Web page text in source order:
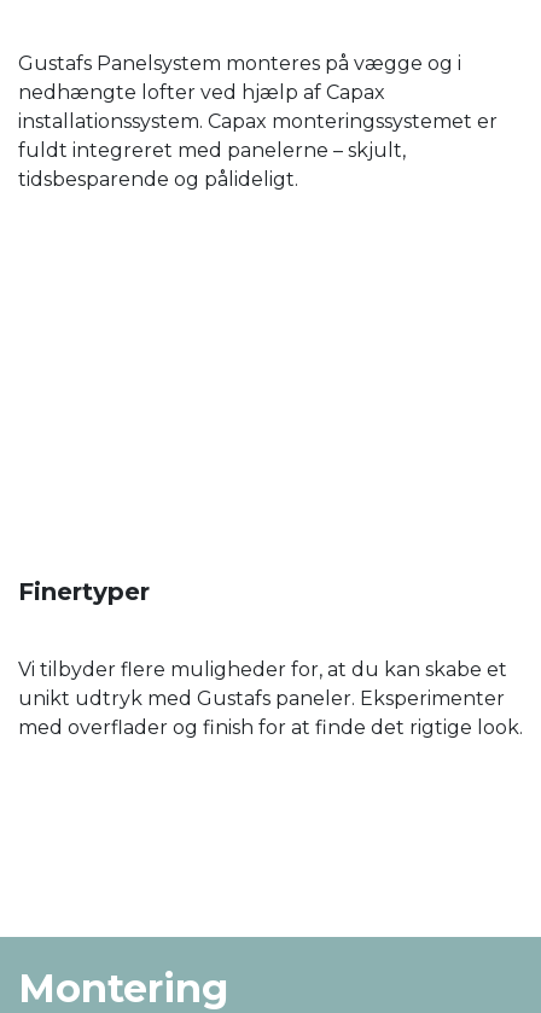
Gustafs Panelsystem monteres på vægge og i
nedhængte lofter ved hjælp af Capax
installationssystem. Capax monteringssystemet er
fuldt integreret med panelerne – skjult,
tidsbesparende og pålideligt.
Finertyper
Vi tilbyder flere muligheder for, at du kan skabe et
unikt udtryk med Gustafs paneler. Eksperimenter
med overflader og finish for at finde det rigtige look.
Montering